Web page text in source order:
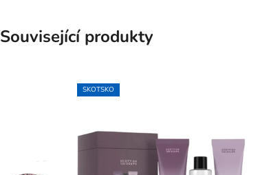
Související produkty
SKOTSKO